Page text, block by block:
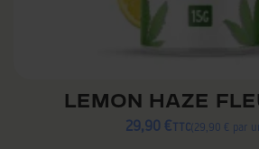
LEMON HAZE
29,90 € TTC 29,90 € par